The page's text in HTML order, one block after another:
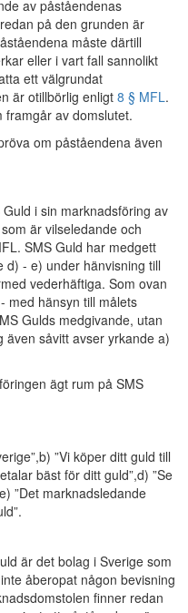
av påståendenas
på den grunden är
måste därtill
eller i vart fall sannolikt
ett välgrundat
är otillbörlig enligt 8 § MFL.
framgår av domslutet.
om påståendena även
i sin marknadsföring av
är vilseledande och
SMS Guld har medgett
- e) under hänvisning till
vederhäftiga. Som ovan
med hänsyn till målets
Gulds medgivande, utan
även såvitt avser yrkande a)
ägt rum på SMS
”Vi köper ditt guld till
bäst för ditt guld”,d) ”Se
”Det marknadsledande
är det bolag i Sverige som
åberopat någon bevisning
finner redan